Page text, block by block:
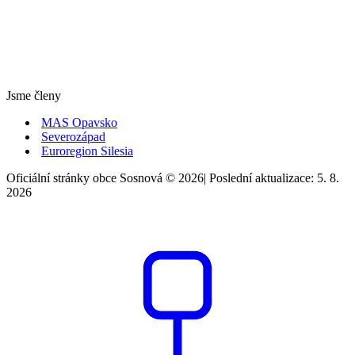
Jsme členy
MAS Opavsko
Severozápad
Euroregion Silesia
Oficiální stránky obce Sosnová © 2026| Poslední aktualizace: 5. 8.
2026